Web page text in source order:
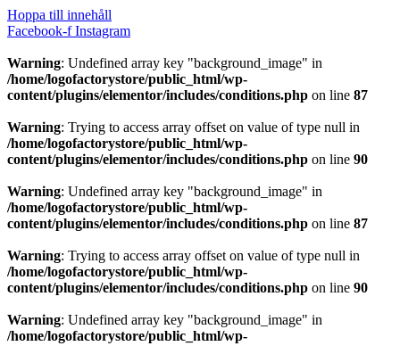
Hoppa till innehåll
Facebook-f Instagram
Warning: Undefined array key "background_image" in
/home/logofactorystore/public_html/wp-
content/plugins/elementor/includes/conditions.php on line 87
Warning: Trying to access array offset on value of type null in
/home/logofactorystore/public_html/wp-
content/plugins/elementor/includes/conditions.php on line 90
Warning: Undefined array key "background_image" in
/home/logofactorystore/public_html/wp-
content/plugins/elementor/includes/conditions.php on line 87
Warning: Trying to access array offset on value of type null in
/home/logofactorystore/public_html/wp-
content/plugins/elementor/includes/conditions.php on line 90
Warning: Undefined array key "background_image" in
/home/logofactorystore/public_html/wp-